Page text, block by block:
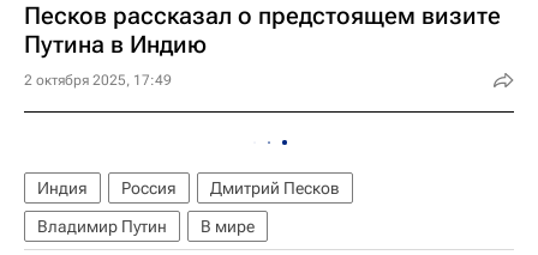
Песков рассказал о предстоящем визите
Путина в Индию
2 октября 2025, 17:49
Индия Россия
Дмитрий Песков
Владимир Путин
В мире